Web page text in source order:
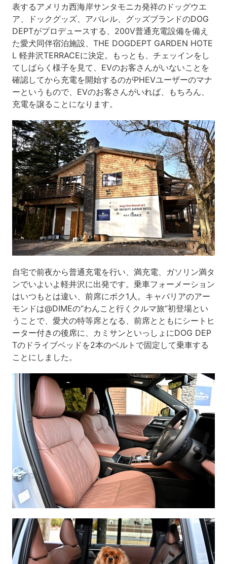
表するアメリカ西海岸サンタモニカ発祥のドッグウエ
ア、ドックグッズ、アパレル、グッズブランドのDOG
DEPTがプロデュースする、200V普通充電設備を備え
た愛犬同伴宿泊施設、THE DOGDEPT GARDEN HOTE
L 軽井沢TERRACEに決定。もっとも、チェッインをし
てしばらく様子を見て、EVのお客さんがいないことを
確認してから充電を開始するのがPHEVユーザーのマナ
ーというもので、EVのお客さんがいれば、もちろん、
充電を譲ることになります。
自宅で前夜から普通充電を行い、満充電、ガソリン満タ
ンでいよいよ軽井沢に出発です。乗車フォーメーション
はいつもとは違い、前席にボク1人。キャバリアのアー
モンドは@DIMEの“わんこと行くクルマ旅”初登場とい
うことで、愛犬の特等席となる、前席とともにシートヒ
ーター付きの後席に、カミサンといっしょにDOG DEP
Tのドライブベッドを2本のベルトで固定して乗車する
ことにしました。